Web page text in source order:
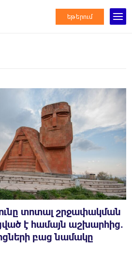
եթերում
տոտալ շրջափակման
է համայն աշխարհից.
բաց նամակը